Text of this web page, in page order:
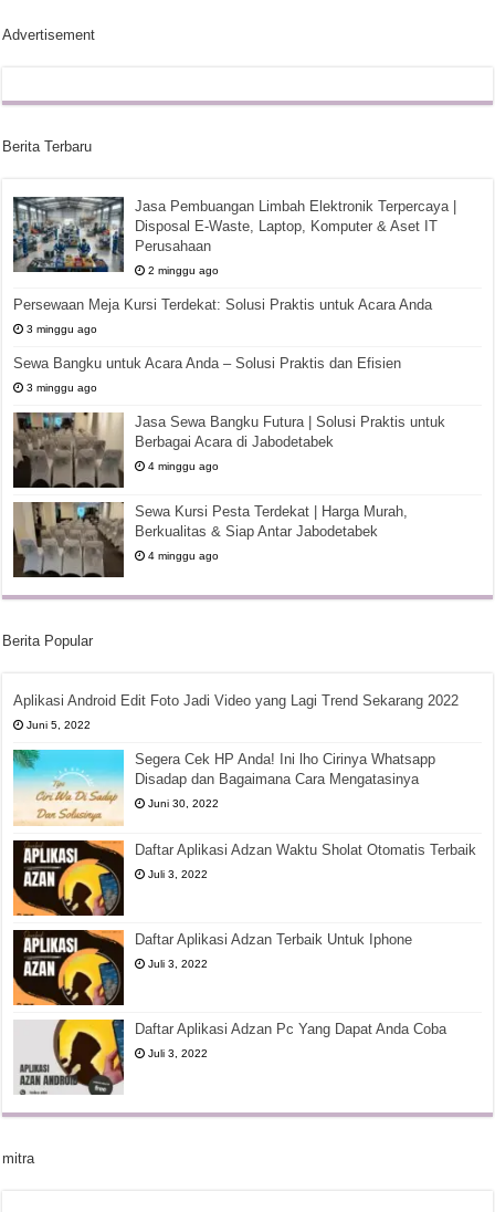
Advertisement
Berita Terbaru
Jasa Pembuangan Limbah Elektronik Terpercaya |
Disposal E-Waste, Laptop, Komputer & Aset IT
Perusahaan
2 minggu ago
Persewaan Meja Kursi Terdekat: Solusi Praktis untuk Acara Anda
3 minggu ago
Sewa Bangku untuk Acara Anda – Solusi Praktis dan Efisien
3 minggu ago
Jasa Sewa Bangku Futura | Solusi Praktis untuk
Berbagai Acara di Jabodetabek
4 minggu ago
Sewa Kursi Pesta Terdekat | Harga Murah,
Berkualitas & Siap Antar Jabodetabek
4 minggu ago
Berita Popular
Aplikasi Android Edit Foto Jadi Video yang Lagi Trend Sekarang 2022
Juni 5, 2022
Segera Cek HP Anda! Ini lho Cirinya Whatsapp
Disadap dan Bagaimana Cara Mengatasinya
Juni 30, 2022
Daftar Aplikasi Adzan Waktu Sholat Otomatis Terbaik
Juli 3, 2022
Daftar Aplikasi Adzan Terbaik Untuk Iphone
Juli 3, 2022
Daftar Aplikasi Adzan Pc Yang Dapat Anda Coba
Juli 3, 2022
mitra